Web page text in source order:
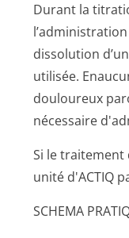
Durant la
dissolution
utilisée.
douloureux
nécessaire
Si le traitement
unité d'ACTIQ
SCHEMA